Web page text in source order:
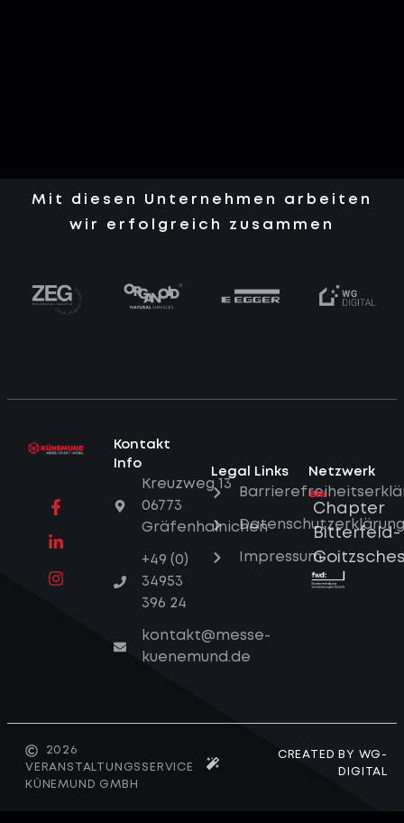
Mit diesen Unternehmen arbeiten
wir erfolgreich zusammen
Kontakt
Info
Kreuzweg 13
06773
Gräfenhainichen
+49 (0)
34953
396 24
kontakt@messe-
kuenemund.de
Legal Links
Datenschutzerklärung
Impressum
Netzwerk
Chapter
Bitterfeld-
2026
VERANSTALTUNGSSERVICE
KÜNEMUND GMBH
CREATED BY WG-
DIGITAL